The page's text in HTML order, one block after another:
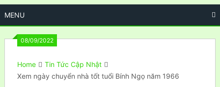
MENU
08/09/2022
Home
Tin Tức Cập Nhật
Xem ngày chuyển nhà tốt tuổi Bính Ngọ năm 1966